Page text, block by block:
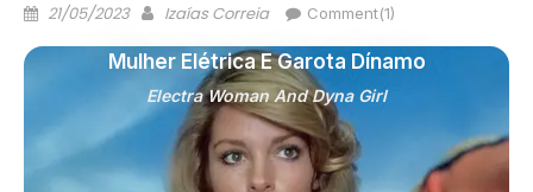
21/05/2023 Izaías Correia Comment(1)
Electra Woman And Dyna Girl
Mulher Elétrica E Garota Dínamo